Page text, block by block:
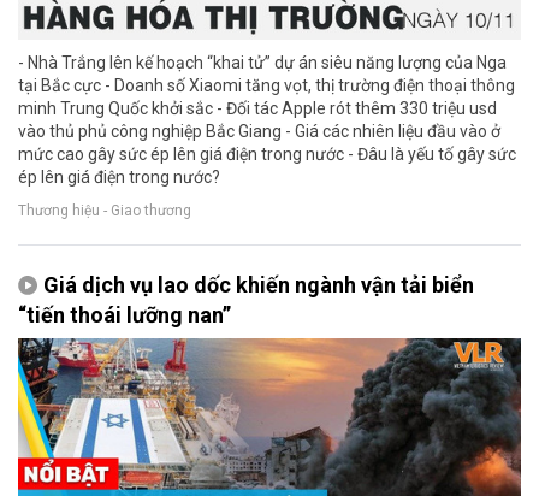
- Nhà Trắng lên kế hoạch “khai tử” dự án siêu năng lượng của Nga
tại Bắc cực - Doanh số Xiaomi tăng vọt, thị trường điện thoại thông
minh Trung Quốc khởi sắc - Đối tác Apple rót thêm 330 triệu usd
vào thủ phủ công nghiệp Bắc Giang - Giá các nhiên liệu đầu vào ở
mức cao gây sức ép lên giá điện trong nước - Đâu là yếu tố gây sức
ép lên giá điện trong nước?
Thương hiệu - Giao thương
Giá dịch vụ lao dốc khiến ngành vận tải biển
“tiến thoái lưỡng nan”